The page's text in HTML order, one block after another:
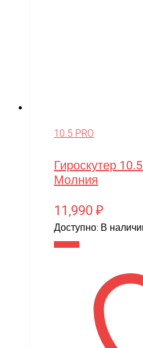
10.5 PRO
Гироскутер
Молния
11,990 ₽
Доступно: В